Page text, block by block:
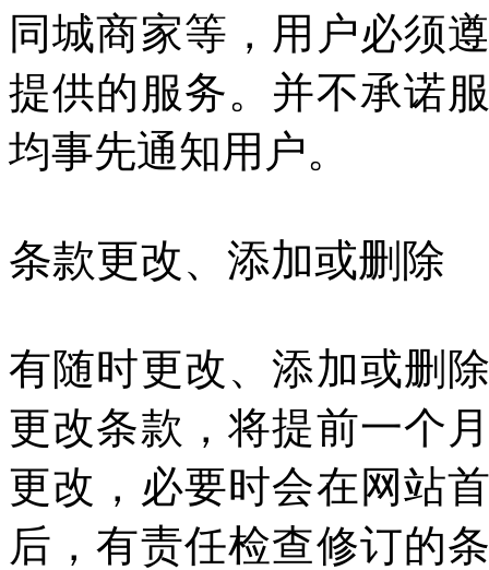
同城商家等，用户必须
提供的服务。并不承诺
均事先通知用户。
条款更改、添加或删除
有随时更改、添加或删
更改条款，将提前一个
更改，必要时会在网站
后，有责任检查修订的